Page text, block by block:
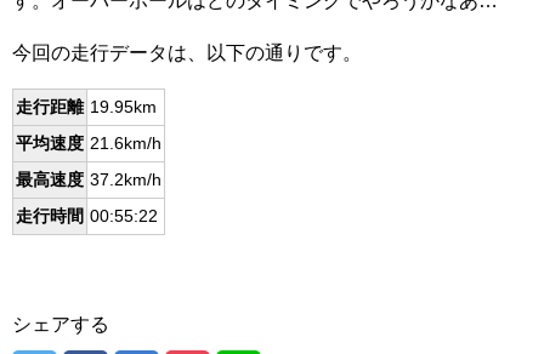
今回の走行データは、以下の通りです。
走行距離 19.95km
平均速度 21.6km/h
最高速度 37.2km/h
走行時間 00:55:22
シェアする